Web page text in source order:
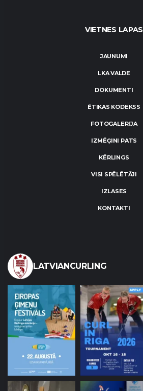
VIETNES LAPAS
JAUNUMI
LKA VALDE
DOKUMENTI
ĒTIKAS KODEKSS
FOTOGALERIJA
IZMĒĢINI PATS
KĒRLINGS
VISI SPĒLĒTĀJI
IZLASES
KONTAKTI
LATVIANCURLING